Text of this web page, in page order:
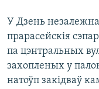
У Дзень
прарасейскія
па цэнтральных
захопленых у
натоўп закідваў